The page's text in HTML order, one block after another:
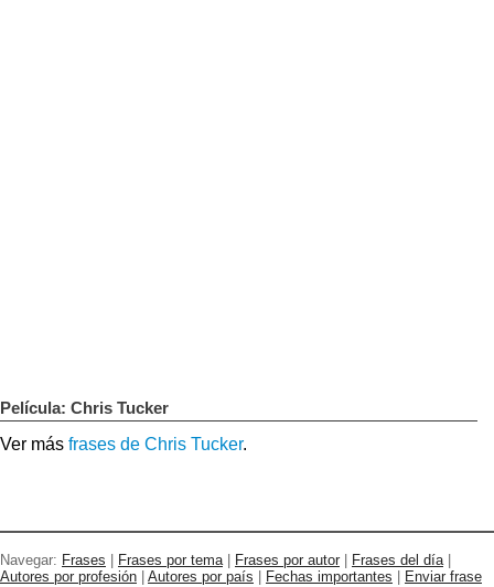
Película: Chris Tucker
Ver más frases de Chris Tucker.
Navegar: Frases Frases por tema| Frases por autor Frases del día|
Autores por profesión
Autores por país Fechas importantes Enviar frase